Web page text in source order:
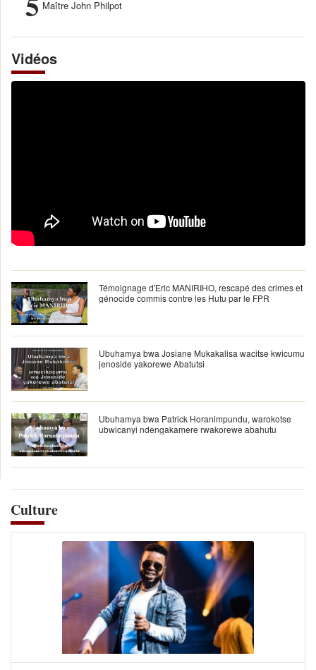
Maître John Philpot
Vidéos
Témoignage d'Eric MANIRIHO, rescapé des crimes et
génocide commis contre les Hutu par le FPR
Ubuhamya bwa Josiane Mukakalisa wacitse kwicumu
jenoside yakorewe Abatutsi
Ubuhamya bwa Patrick Horanimpundu, warokotse
ubwicanyi ndengakamere rwakorewe abahutu
Culture